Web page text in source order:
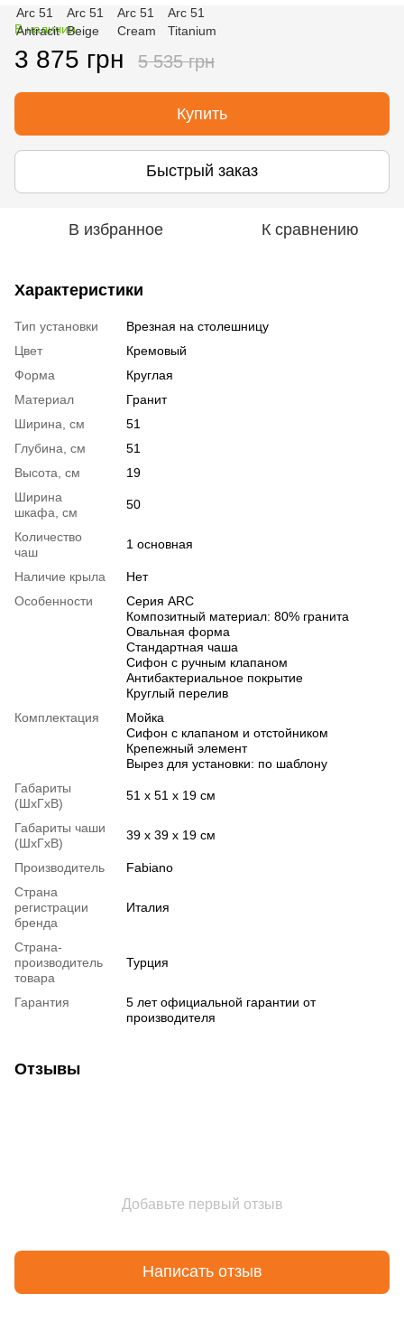
В наличии
3 875 грн 5 535 грн
Купить
Быстрый заказ
В избранное К сравнению
Характеристики
Тип установки
Врезная на столешницу
Цвет
Кремовый
Форма
Круглая
Материал
Гранит
Ширина, см
51
Глубина, см
51
Высота, см
19
Ширина
шкафа, см
50
Количество
чаш
1 основная
Наличие крыла
Нет
Особенности
Серия ARC
Композитный материал: 80% гранита
Овальная форма
Стандартная чаша
Сифон с ручным клапаном
Антибактериальное покрытие
Круглый перелив
Комплектация
Мойка
Сифон с клапаном и отстойником
Крепежный элемент
Вырез для установки: по шаблону
Габариты
(ШхГхВ)
51 х 51 х 19 см
Габариты чаши
(ШхГхВ)
39 х 39 х 19 см
Производитель
Fabiano
Страна
регистрации
бренда
Италия
Страна-
производитель
товара
Турция
Гарантия
5 лет официальной гарантии от
производителя
Отзывы
Добавьте первый отзыв
Написать отзыв